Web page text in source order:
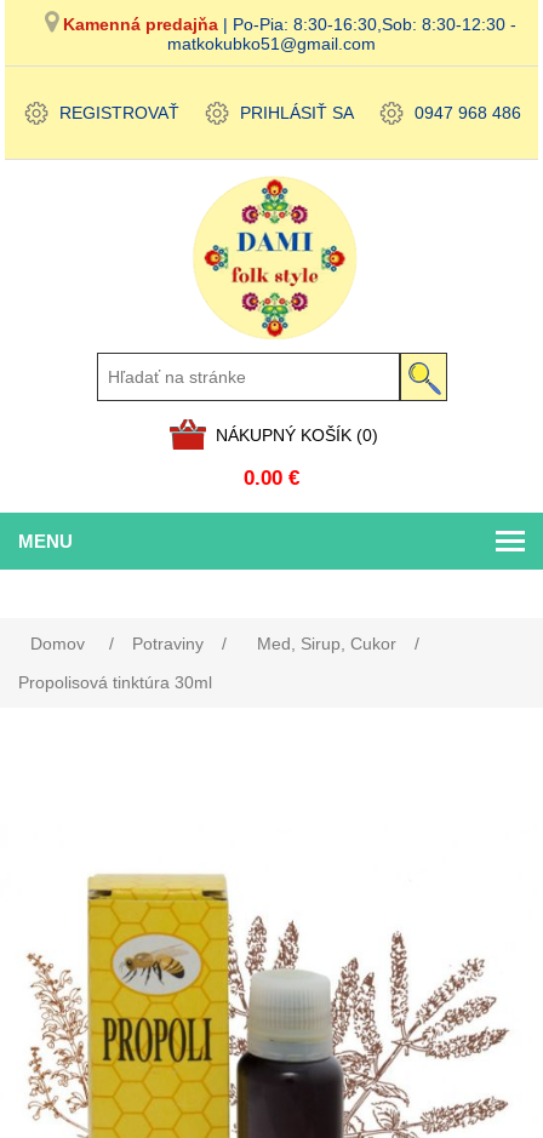
Kamenná predajňa | Po-Pia: 8:30-16:30,Sob: 8:30-12:30 -
matkokubko51@gmail.com
REGISTROVAŤ PRIHLÁSIŤ SA 0947 968 486
NÁKUPNÝ KOŠÍK (0)
0.00 €
MENU
Domov / Potraviny / Med, Sirup, Cukor
/
Propolisová tinktúra 30ml